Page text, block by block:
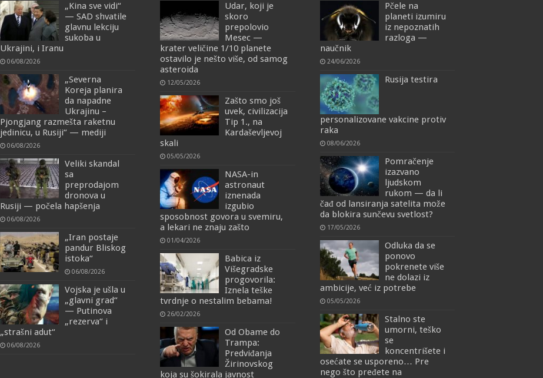
„Kina sve vidi“
— SAD shvatile
glavnu lekciju
sukoba u
Ukrajini, i Iranu
06/08/2026
„Severna
Koreja planira
da napadne
Ukrajinu –
Pjongjang razmešta raketnu
jedinicu, u Rusiji“ — mediji
06/08/2026
Veliki skandal
sa
preprodajom
dronova u
Rusiji — počela hapšenja
06/08/2026
„Iran postaje
pandur Bliskog
istoka“
06/08/2026
Vojska je ušla u
„glavni grad“
— Putinova
„rezerva“ i
„strašni adut“
06/08/2026
Udar, koji je
skoro
prepolovio
Mesec —
krater veličine 1/10 planete
ostavilo je nešto više, od samog
asteroida
12/05/2026
Zašto smo još
uvek, civilizacija
Tip 1., na
Kardaševljevoj
skali
05/05/2026
NASA-in
astronaut
iznenada
izgubio
sposobnost govora u svemiru,
a lekari ne znaju zašto
01/04/2026
Babica iz
Višegradske
progovorila:
Iznela teške
tvrdnje o nestalim bebama!
26/02/2026
Od Obame do
Trampa:
Predviđanja
Žirinovskog
koja su šokirala javnost
Pčele na
planeti izumiru
iz nepoznatih
razloga —
naučnik
24/06/2026
Rusija testira
personalizovane vakcine protiv
raka
08/06/2026
Pomračenje
izazvano
ljudskom
rukom — da li
čađ od lansiranja satelita može
da blokira sunčevu svetlost?
17/05/2026
Odluka da se
ponovo
pokrenete više
ne dolazi iz
ambicije, već iz potrebe
05/05/2026
Stalno ste
umorni, teško
se
koncentrišete i
osećate se usporeno… Pre
nego što pređete na